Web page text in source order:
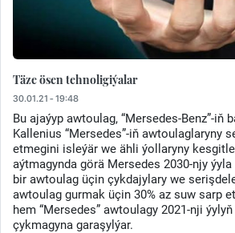
Täze ösen tehnoligiýalar
30.01.21 - 19:48
Bu ajaýyp awtoulag, “Mersedes-Benz”-iň
Kallenius “Mersedes”-iň awtoulaglaryny
etmegini isleýär we ähli ýollaryny
aýtmagynda görä Mersedes 2030-njy
bir awtoulag üçin çykdajylary we
awtoulag gurmak üçin 30% az suw sarp
hem “Mersedes” awtoulagy 2021-nji
çykmagyna garaşylýar.